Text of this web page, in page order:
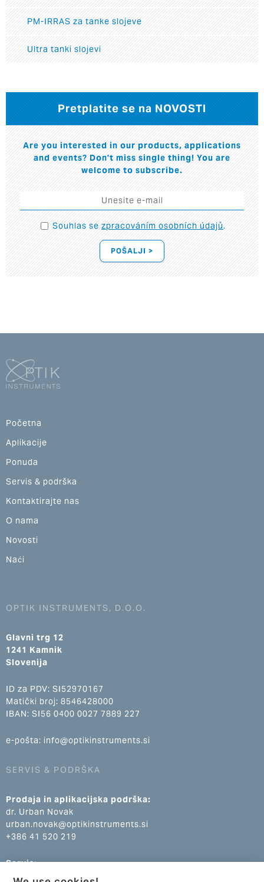
PM-IRRAS za tanke slojeve
Ultra tanki slojevi
Pretplatite se na NOVOSTI
Are you interested in our products, applications
and events? Don't miss single thing! You are
welcome to subscribe.
Souhlas sezpracováním osobních údajů.
POŠALJI >
Početna
Aplikacije
Ponuda
Servis & podrška
Kontaktirajte nas
O nama
Novosti
Naći
OPTIK INSTRUMENTS, D.O.O.
Glavni trg 12
1241 Kamnik
Slovenija
ID za PDV: SI52970167
Matički broj: 8546428000
IBAN: SI56 0400 0027 7889 227
e-pošta: info@optikinstruments.si
SERVIS & PODRŠKA
Prodaja in aplikacijska podrška:
dr. Urban Novak
urban.novak@optikinstruments.si
+386 41 520 219
Servis:
Klemen Žumer